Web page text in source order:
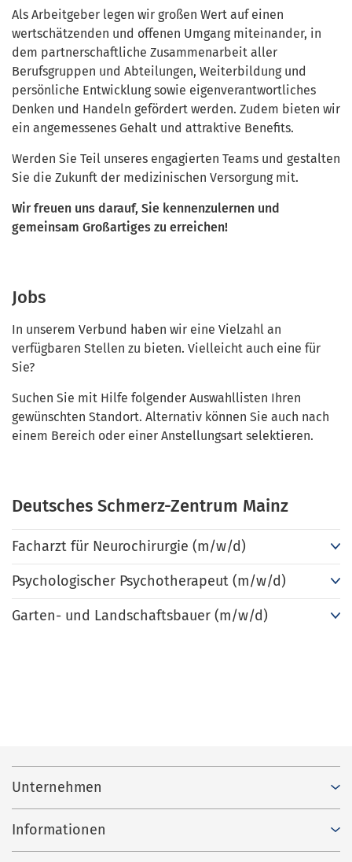
Als Arbeitgeber legen wir großen Wert auf einen
wertschätzenden und offenen Umgang miteinander, in
dem partnerschaftliche Zusammenarbeit aller
Berufsgruppen und Abteilungen, Weiterbildung und
persönliche Entwicklung sowie eigenverantwortliches
Denken und Handeln gefördert werden. Zudem bieten wir
ein angemessenes Gehalt und attraktive Benefits.
Werden Sie Teil unseres engagierten Teams und gestalten
Sie die Zukunft der medizinischen Versorgung mit.
Wir freuen uns darauf, Sie kennenzulernen und
gemeinsam Großartiges zu erreichen!
Jobs
In unserem Verbund haben wir eine Vielzahl an
verfügbaren Stellen zu bieten. Vielleicht auch eine für
Sie?
Suchen Sie mit Hilfe folgender Auswahllisten Ihren
gewünschten Standort. Alternativ können Sie auch nach
einem Bereich oder einer Anstellungsart selektieren.
Deutsches Schmerz-Zentrum Mainz
Facharzt für Neurochirurgie (m/w/d)
Psychologischer Psychotherapeut (m/w/d)
Garten- und Landschaftsbauer (m/w/d)
Unternehmen
Informationen